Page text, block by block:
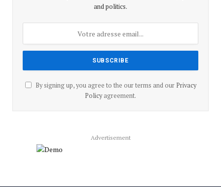
and politics.
By signing up, you agree to the our terms and our Privacy
Policyagreement.
Advertisement